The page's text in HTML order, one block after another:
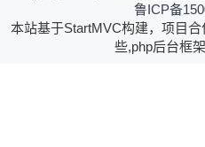
鲁ICP备
本站基于StartMVC构建，项目
些,php后台框